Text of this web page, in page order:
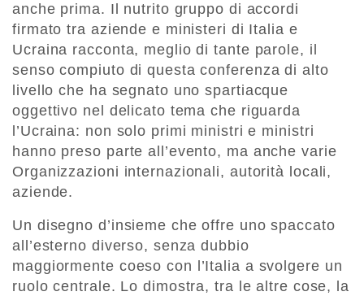
anche prima. Il nutrito gruppo di accordi
firmato tra aziende e ministeri di Italia e
Ucraina racconta, meglio di tante parole, il
senso compiuto di questa conferenza di alto
livello che ha segnato uno spartiacque
oggettivo nel delicato tema che riguarda
l’Ucraina: non solo primi ministri e ministri
hanno preso parte all’evento, ma anche varie
Organizzazioni internazionali, autorità locali,
aziende.
Un disegno d’insieme che offre uno spaccato
all’esterno diverso, senza dubbio
maggiormente coeso con l’Italia a svolgere un
ruolo centrale. Lo dimostra, tra le altre cose, la